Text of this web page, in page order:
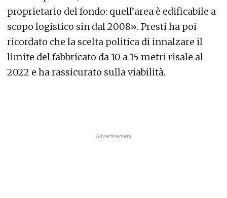
proprietario del fondo: quell’area è edificabile a
scopo logistico sin dal 2008». Presti ha poi
ricordato che la scelta politica di innalzare il
limite del fabbricato da 10 a 15 metri risale al
2022 e ha rassicurato sulla viabilità.